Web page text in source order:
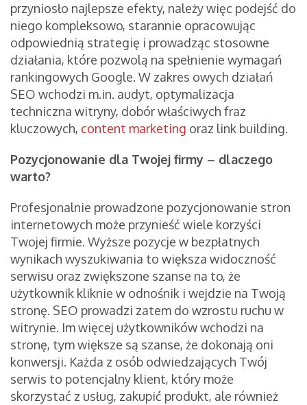
przyniosło najlepsze efekty, należy więc podejść do
niego kompleksowo, starannie opracowując
odpowiednią strategię i prowadząc stosowne
działania, które pozwolą na spełnienie wymagań
rankingowych Google. W zakres owych działań
SEO wchodzi m.in. audyt, optymalizacja
techniczna witryny, dobór właściwych fraz
kluczowych, content marketing oraz link building.
Pozycjonowanie dla Twojej firmy – dlaczego
warto?
Profesjonalnie prowadzone pozycjonowanie stron
internetowych może przynieść wiele korzyści
Twojej firmie. Wyższe pozycje w bezpłatnych
wynikach wyszukiwania to większa widoczność
serwisu oraz zwiększone szanse na to, że
użytkownik kliknie w odnośnik i wejdzie na Twoją
stronę. SEO prowadzi zatem do wzrostu ruchu w
witrynie. Im więcej użytkowników wchodzi na
stronę, tym większe są szanse, że dokonają oni
konwersji. Każda z osób odwiedzających Twój
serwis to potencjalny klient, który może
skorzystać z usług, zakupić produkt, ale również